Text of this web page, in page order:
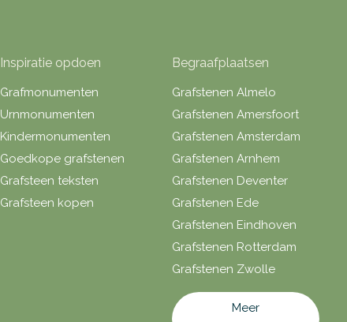
Inspiratie opdoen
Grafmonumenten
Urnmonumenten
Kindermonumenten
Goedkope grafstenen
Grafsteen teksten
Grafsteen kopen
Begraafplaatsen
Grafstenen Almelo
Grafstenen Amersfoort
Grafstenen Amsterdam
Grafstenen Arnhem
Grafstenen Deventer
Grafstenen Ede
Grafstenen Eindhoven
Grafstenen Rotterdam
Grafstenen Zwolle
Meer